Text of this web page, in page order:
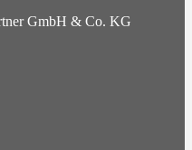
GmbH & Co. KG